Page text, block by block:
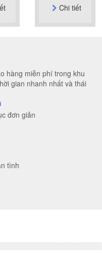
Chi tiết
hàng miễn phí trong khu
gian nhanh nhất và thái
đơn giản
tình